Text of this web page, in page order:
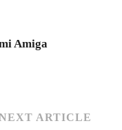
Amiga
ARTICLE